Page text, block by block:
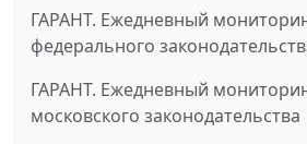
ГАРАНТ. Ежедневный
федерального
ГАРАНТ. Ежедневный
московского законодательства